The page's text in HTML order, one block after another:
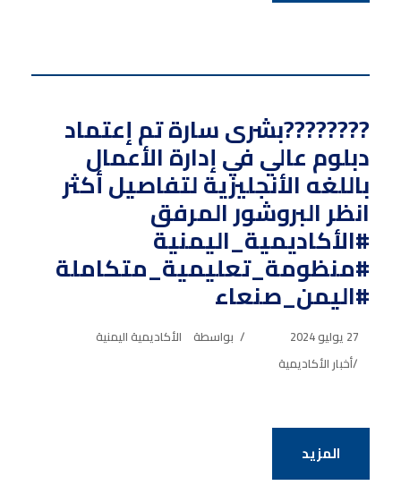
????????بشرى سارة تم إعتماد
دبلوم عالي في إدارة الأعمال
باللغه الأنجليزية لتفاصيل أكثر
انظر البروشور المرفق
#الأكاديمية_اليمنية
#منظومة_تعليمية_متكاملة
#اليمن_صنعاء
27 يوليو 2024 بواسطة الأكاديمية اليمنية
أخبار الأكاديمية
المزيد